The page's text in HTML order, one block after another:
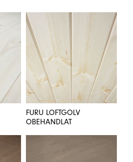
FURU LOFTGOLV
OBEHANDLAT